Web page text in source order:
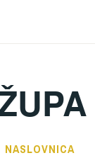
NASLOVNICA